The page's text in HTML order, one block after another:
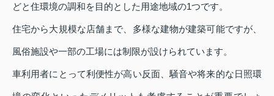
どと住環境の調和を目的とした用途地域の1つです。
住宅から大規模な店舗まで、多様な建物が建築可能ですが、
風俗施設や一部の工場には制限が設けられています。
車利用者にとって利便性が高い反面、騒音や将来的な日照環